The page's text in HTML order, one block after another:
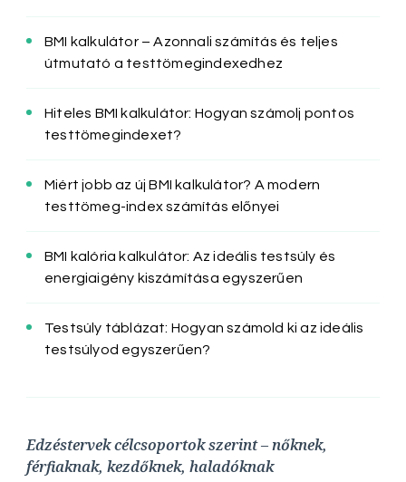
BMI kalkulátor – Azonnali számítás és teljes
útmutató a testtömegindexedhez
Hiteles BMI kalkulátor: Hogyan számolj pontos
testtömegindexet?
Miért jobb az új BMI kalkulátor? A modern
testtömeg-index számítás előnyei
BMI kalória kalkulátor: Az ideális testsúly és
energiaigény kiszámítása egyszerűen
Testsúly táblázat: Hogyan számold ki az ideális
testsúlyod egyszerűen?
Edzéstervek célcsoportok szerint – nőknek,
férfiaknak, kezdőknek, haladóknak